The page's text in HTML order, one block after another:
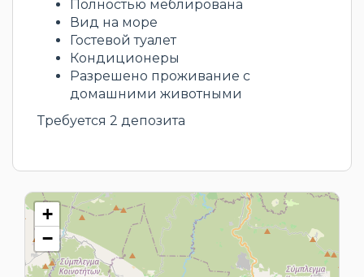
Полностью меблирована
Вид на море
Гостевой туалет
Кондиционеры
Разрешено проживание с
домашними животными
Требуется 2 депозита
+
−